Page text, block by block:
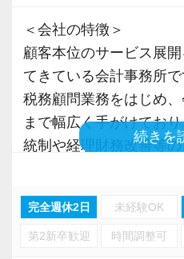
いった私たちの姿勢が
るからだと自負していま
今後もお客様に満足し
ルの向上を目指し、税
を獲得していきます。
供する真の「税務プロ
の道を私たちと一緒に
新規顧問契約のお客様
各オフィスに国税OB税
で、税務調査にも精通し
税理士という仕事は不
応、給付金のサポート、
そのため、全拠点でス
ており、さらなるサー
ています。
＜会社の特徴＞
顧客本位のサービス展
てきている会計事務所で
税務顧問業務をはじめ
まで幅広く手がけてお
統制や経理財務改善等
グループ会社には行政
続きを
完全週休2日 未経験OK
第2新卒歓迎 時間調整可